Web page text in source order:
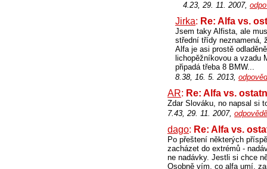
4.23, 29. 11. 2007,
Jirka: Re: Alfa vs.
Jsem taky Alfista, ale
střední třídy neznamená,
Alfa je asi prostě
lichopěžníkovou a vzadu
připadá třeba 8 BMW...
8.38, 16. 5. 2013,
AR: Re: Alfa vs.
Zdar Slováku, no napsal si
7.43, 29. 11. 2007,
dago: Re: Alfa vs.
Po přeštení některých
zacházet do extrémů -
ne nadávky. Jestli si chce
Osobně vím, co alfa umí,